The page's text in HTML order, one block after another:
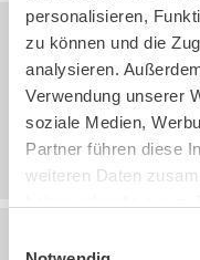
personalisieren,
zu können und die
analysieren.
Verwendung unserer
soziale Medien,
Partner führen diese
weiteren Daten
03.12.2015, 17:18
Einführung der
Pumpe steht